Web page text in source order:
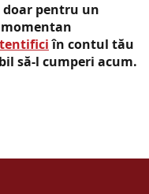
doar pentru un
în contul tău
să-l cumperi acum.